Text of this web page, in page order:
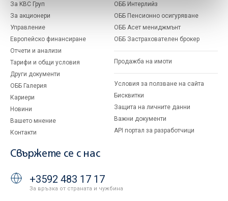
За KBC Груп
За акционери
Управление
Европейско финансиране
Отчети и анализи
Тарифи и общи условия
Други документи
ОББ Галерия
Кариери
Новини
Вашето мнение
Контакти
ОББ Интерлийз
ОББ Пенсионно осигуряване
ОББ Асет мениджмънт
ОББ Застрахователен брокер
Продажба на имоти
Условия за ползване на сайта
Бисквитки
Защита на личните данни
Важни документи
API портал за разработчици
Свържете се с нас
+3592 483 17 17
За връзка от страната и чужбина